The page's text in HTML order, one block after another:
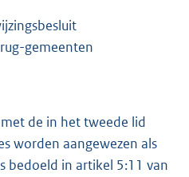
gemeenten
de in het tweede lid
worden aangewezen als
bedoeld in artikel 5:11 van